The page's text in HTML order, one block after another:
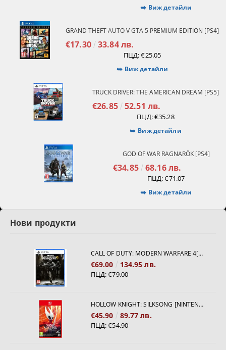
Виж детайли
GRAND THEFT AUTO V GTA 5 PREMIUM EDITION [PS4]
€17.30 33.84 лв.
ПЦД:€25.05
Виж детайли
TRUCK DRIVER: THE AMERICAN DREAM [PS5]
€26.85 52.51 лв.
ПЦД:€35.28
Виж детайли
GOD OF WAR RAGNARÖK [PS4]
€34.85 68.16 лв.
ПЦД:€71.07
Виж детайли
Нови продукти
CALL OF DUTY: MODERN WARFARE 4[PS5]
€69.00 134.95 лв.
ПЦД:€79.00
HOLLOW KNIGHT: SILKSONG [NINTENDO SWITCH 2]
€45.90 89.77 лв.
ПЦД:€54.90